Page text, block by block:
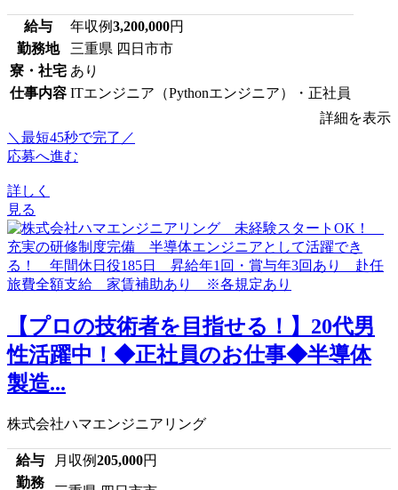
給与 年収例3,200,000円
勤務地
三重県 四日市市
寮・社宅 あり
仕事内容 ITエンジニア（Pythonエンジニア）・正社員
詳細を表示
＼最短45秒で完了／
応募へ進む
詳しく
見る
【プロの技術者を目指せる！】20代男
性活躍中！◆正社員のお仕事◆半導体
製造...
株式会社ハマエンジニアリング
給与 月収例205,000円
勤務